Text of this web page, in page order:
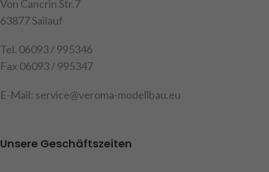
Von Cancrin Str.7
63877 Sailauf
Tel. 06093 / 995346
Fax 06093 / 995347
E-Mail: service@veroma-modellbau.eu
Unsere Geschäftszeiten